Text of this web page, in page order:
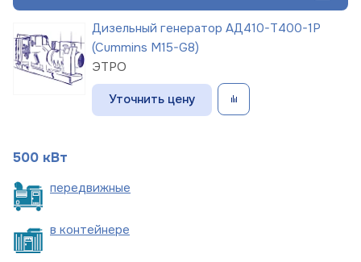
Дизельный генератор АД410-Т400-1Р
(Cummins M15-G8)
ЭТРО
Уточнить цену
500 кВт
передвижные
в контейнере